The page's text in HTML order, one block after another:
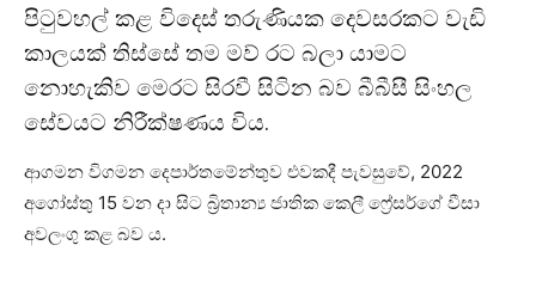
පිටුවහල් කළ විදෙස් තරුණියක දෙවසරකට වැඩි
කාලයක් තිස්සේ තම මව් රට බලා යාමට
නොහැකිව මෙරට සිරවී සිටින බව බීබීසී සිංහල
සේවයට නිරීක්ෂණය විය.
ආගමන විගමන දෙපාර්තමේන්තුව එවකදී පැවසුවේ, 2022
අගෝස්තු 15 වන දා සිට බ්‍රිතාන්‍ය ජාතික කෙලී ෆ්‍රේසර්ගේ වීසා
අවලංගු කළ බව ය.